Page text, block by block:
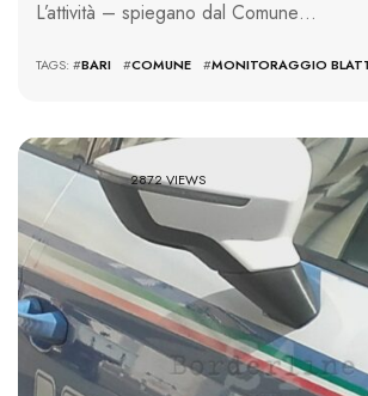
L’attività – spiegano dal Comune…
TAGS: #BARI #COMUNE #MONITORAGGIO
2872 VIEWS